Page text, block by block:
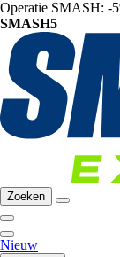
Operatie SMASH: -
SMASH5
Zoeken
Nieuw